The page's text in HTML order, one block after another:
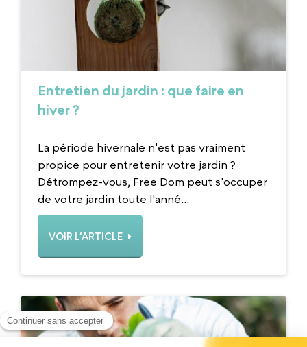
Entretien du jardin : que faire en
hiver ?
La période hivernale n'est pas vraiment
propice pour entretenir votre jardin ?
Détrompez-vous, Free Dom peut s'occuper
de votre jardin toute l'anné...
VOIR L’ARTICLE